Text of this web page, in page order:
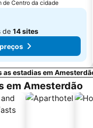
Museumplein
de Centro da cidade
de 14 sites
as estadias em
em Amesterdão